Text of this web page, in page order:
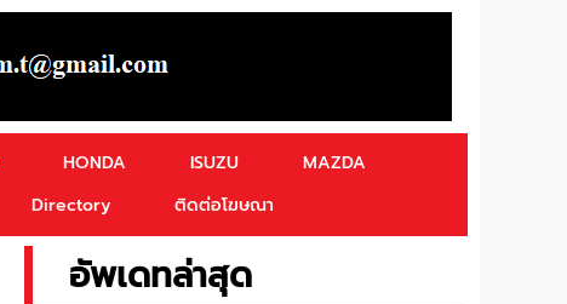
HONDA ISUZU
MAZDA
Directory ติดต่อโฆษณา
อัพเดทล่าสุด